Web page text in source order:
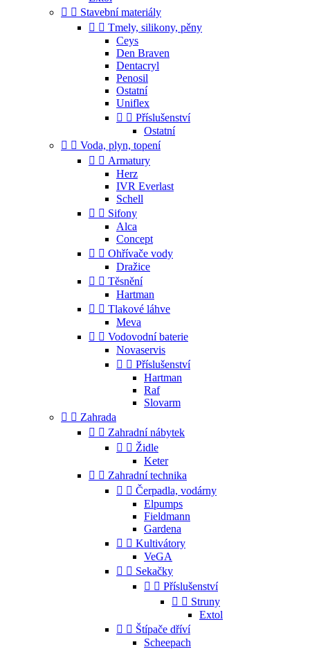
  Stavební materiály
  Tmely, silikony, pěny
Ceys
Den Braven
Dentacryl
Penosil
Ostatní
Uniflex
  Příslušenství
Ostatní
  Voda, plyn, topení
  Armatury
Herz
IVR Everlast
Schell
  Sifony
Alca
Concept
  Ohřívače vody
Dražice
  Těsnění
Hartman
  Tlakové láhve
Meva
  Vodovodní baterie
Novaservis
  Příslušenství
Hartman
Raf
Slovarm
  Zahrada
  Zahradní nábytek
  Židle
Keter
  Zahradní technika
  Čerpadla, vodárny
Elpumps
Fieldmann
Gardena
  Kultivátory
VeGA
  Sekačky
  Příslušenství
  Struny
Extol
  Štípače dříví
Scheepach